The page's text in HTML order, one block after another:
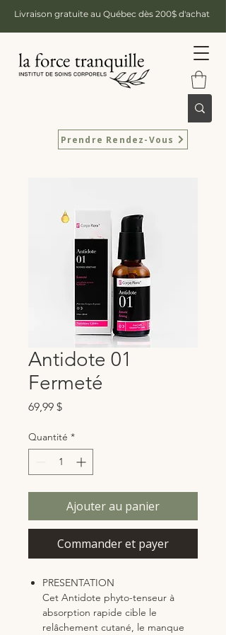
Livraison gratuite au Québec dès 200$ d'achat
Prendre Rendez-Vous
Antidote 01
Fermeté
69,99 $Prix
Quantité *
Ajouter au panier
Commander et payer
PRESENTATION
Cet Antidote phyto-tenseur à
absorption rapide cible le
relâchement cutané, le manque